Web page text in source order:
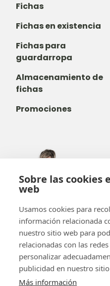
Sobre las cookies
web
Usamos cookies para
información relacionada
nuestro sitio web para
relacionadas con las
personalizar
publicidad en nuestro
Más información
Fichas
Fichas en existencia
Fichas para
guardarropa
Almacenamiento de
fichas
Promociones
800-